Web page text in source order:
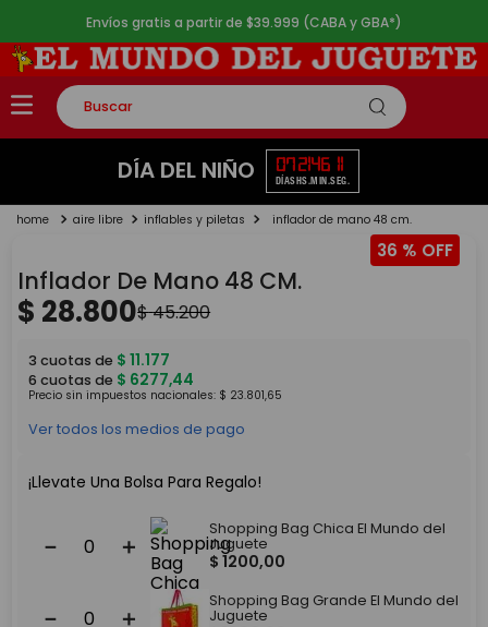
Envíos gratis a partir de $39.999 (CABA y GBA*)
Buscar
TÉRMINOS MÁS BUSCADOS
2.
lego
4.
monopatin
DÍA DEL NIÑO 07
DÍAS
21
HS.
46
MIN.
11
SEG.
aire libre inflables y piletas inflador de mano 48 cm.
36 %
Inflador De Mano 48 CM.
$ 28.800$45.200
3 cuotas de $ 11.177
6 cuotas de $ 6277,44
Precio sin impuestos nacionales: $ 23.801,65
Ver todos los medios de pago
¡Llevate Una Bolsa Para Regalo!
＋
－
Shopping Bag Chica El Mundo del
Juguete
$ 1200,00
＋
－
Shopping Bag Grande El Mundo del
Juguete